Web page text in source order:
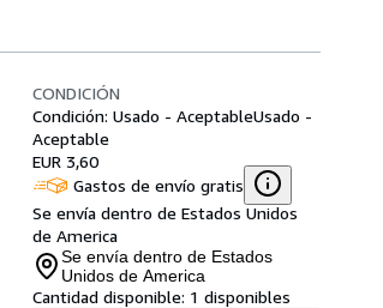
CONDICIÓN
Condición: Usado - AceptableUsado -
Aceptable
EUR 3,60
Gastos de envío gratis
Se envía dentro de Estados Unidos
de America
Se envía dentro de Estados
Unidos de America
Cantidad disponible: 1 disponibles